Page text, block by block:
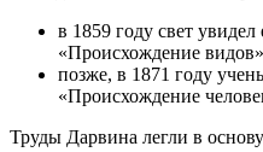
в 1859 году свет
«Происхождение
позже, в 1871 году
«Происхождение
Труды Дарвина легли в